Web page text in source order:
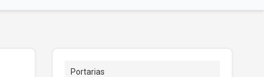
Portarias